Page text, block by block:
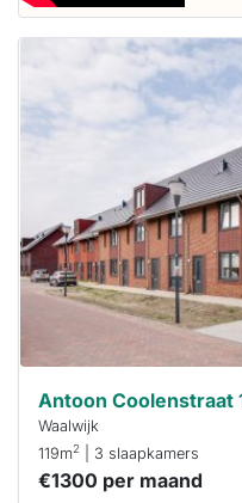
Deze woning
waarschijnlijk
reageren.
Stekkies helpt
je hierbij!
Antoon Coolenstraat
Waalwijk
119m2 | 3 slaapkamers
€1300 per maand